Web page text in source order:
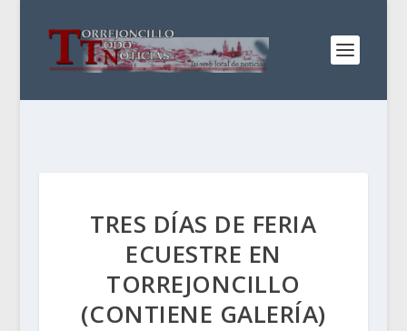
TRES DÍAS DE FERIA
ECUESTRE EN
TORREJONCILLO
(CONTIENE GALERÍA)